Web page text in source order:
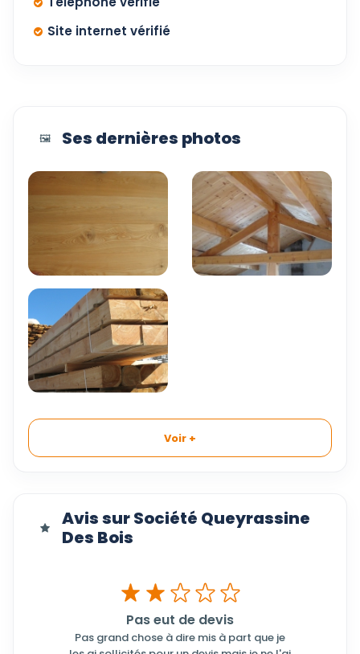
Site internet vérifié
🖼️ Ses dernières photos
Voir +
Avis sur Société Queyrassine
Des Bois
Pas eut de devis
Pas grand chose à dire mis à part que je